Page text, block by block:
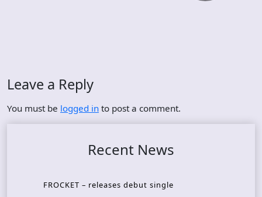
Leave a Reply
You must be logged in to post a comment.
Recent News
FROCKET – releases debut single